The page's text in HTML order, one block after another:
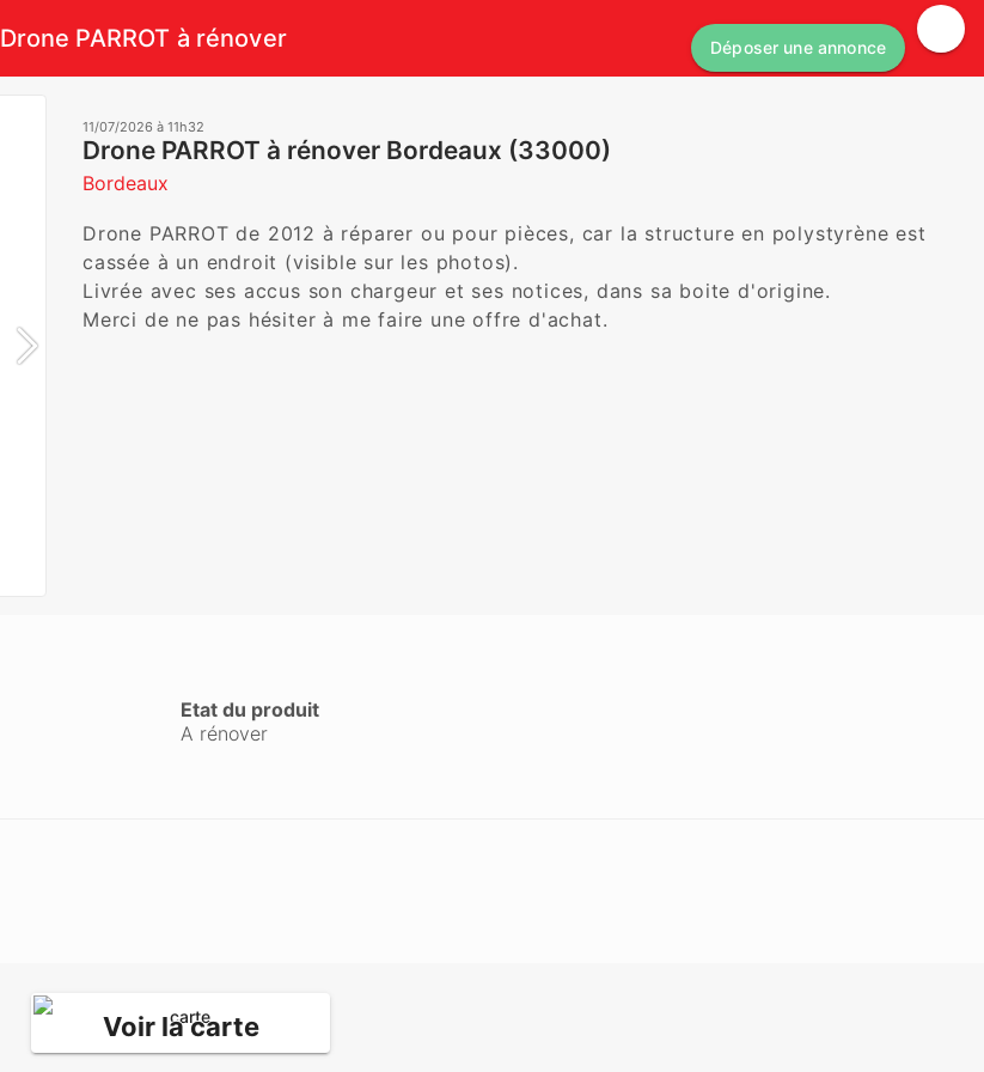
Drone PARROT à rénover Déposer une annonce
11/07/2026 à 11h32
Drone PARROT à rénover Bordeaux (33000)
Bordeaux
Drone PARROT de 2012 à réparer ou pour pièces, car la structure en polystyrène est
cassée à un endroit (visible sur les photos).
Livrée avec ses accus son chargeur et ses notices, dans sa boite d'origine.
Merci de ne pas hésiter à me faire une offre d'achat.
Etat du produit
A rénover
Voir la carte